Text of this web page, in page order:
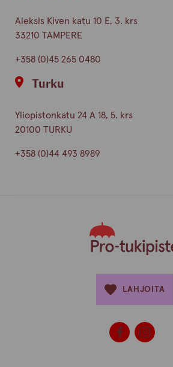
Aleksis Kiven katu 10 E, 3. krs
33210 TAMPERE
+358 (0)45 265 0480
Turku
Yliopistonkatu 24 A 18, 5. krs
20100 TURKU
+358 (0)44 493 8989
LAHJOITA